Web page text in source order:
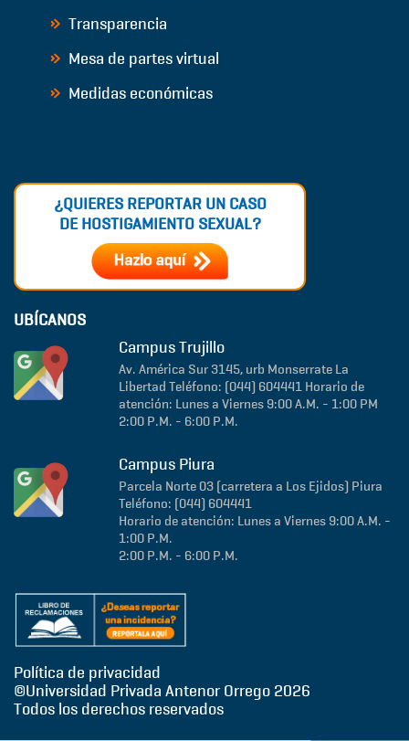
Transparencia
Mesa de partes virtual
Medidas económicas
¿QUIERES REPORTAR UN CASO
DE HOSTIGAMIENTO SEXUAL?
UBÍCANOS
Campus Trujillo
Av. América Sur 3145, urb Monserrate La
Libertad Teléfono: (044) 604441 Horario de
atención: Lunes a Viernes 9:00 A.M. - 1:00 PM
2:00 P.M. - 6:00 P.M.
Campus Piura
Parcela Norte 03 (carretera a Los Ejidos) Piura
Teléfono: (044) 604441
Horario de atención: Lunes a Viernes 9:00 A.M. -
1:00 P.M.
2:00 P.M. - 6:00 P.M.
Política de privacidad
©Universidad Privada Antenor Orrego 2026
Todos los derechos reservados